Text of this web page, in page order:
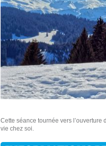
Cette séance tournée vers
vie chez soi.